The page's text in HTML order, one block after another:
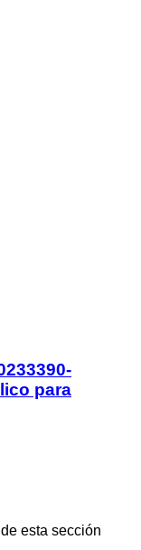
para
esta sección